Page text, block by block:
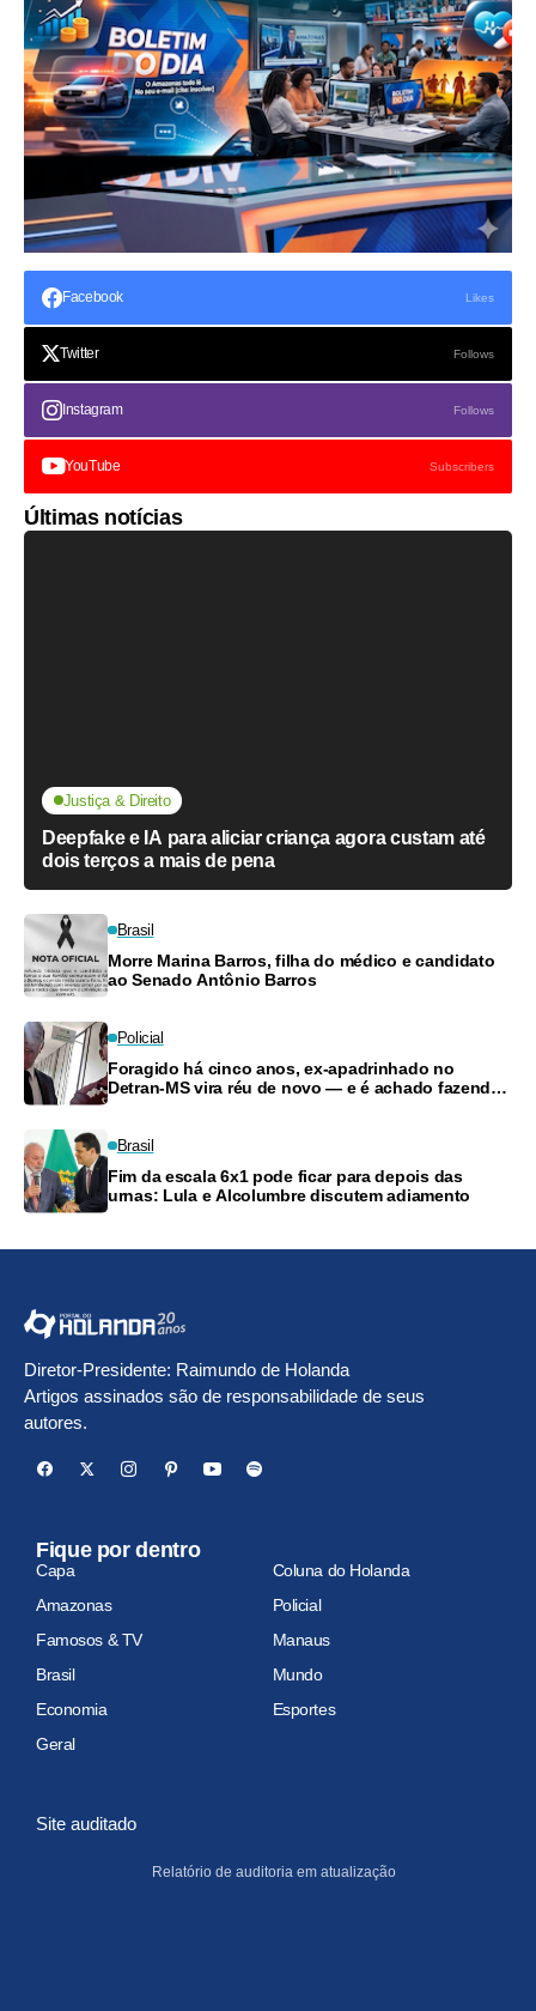
Facebook Likes
Twitter Follows
Instagram Follows
YouTube Subscribers
Últimas notícias
Justiça & Direito
Deepfake e IA para aliciar criança agora custam até
dois terços a mais de pena
Brasil
Morre Marina Barros, filha do médico e candidato
ao Senado Antônio Barros
Policial
Foragido há cinco anos, ex-apadrinhado no
Detran-MS vira réu de novo — e é achado fazendo
Brasil
Fim da escala 6x1 pode ficar para depois das
urnas: Lula e Alcolumbre discutem adiamento
Diretor-Presidente: Raimundo de Holanda
Artigos assinados são de responsabilidade de seus
autores.
Fique por dentro
Capa
Coluna do Holanda
Amazonas
Policial
Famosos & TV
Manaus
Brasil
Mundo
Economia
Esportes
Geral
Site auditado
Relatório de auditoria em atualização